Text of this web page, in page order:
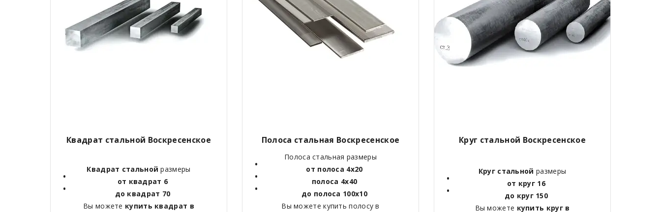
Квадрат стальной Воскресенское
Квадрат стальной размеры
от квадрат 6
до квадрат 70
Вы можете купить квадрат в
Полоса стальная Воскресенское
Полоса стальная размеры
от полоса 4х20
полоса 4х40
до полоса 100х10
Вы можете купить полосу в
Круг стальной Воскресенское
Круг стальной размеры
от круг 16
до круг 150
Вы можете купить круг в